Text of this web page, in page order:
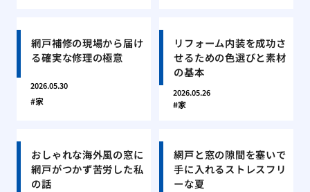
網戸補修の現場から届け
る確実な修理の極意
2026.05.30
家
リフォーム内装を成功さ
せるための色選びと素材
の基本
2026.05.26
家
おしゃれな海外風の窓に
網戸がつかず苦労した私
の話
網戸と窓の隙間を塞いで
手に入れるストレスフリ
ーな夏